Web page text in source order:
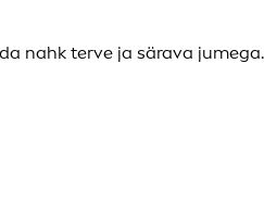
terve ja särava